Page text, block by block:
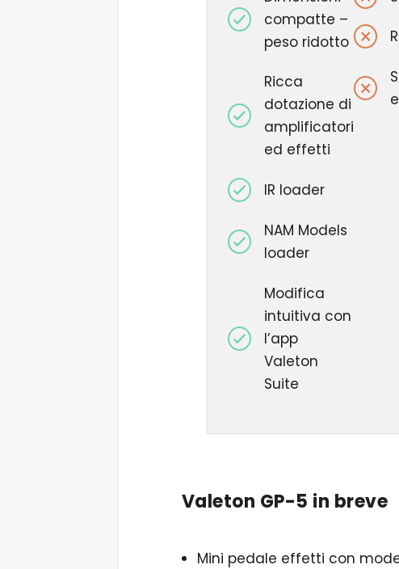
compatte –
peso ridotto
Ricca
dotazione di
amplificatori
ed effetti
IR loader
NAM Models
loader
Modifica
intuitiva con
l’app
Valeton
Suite
Valeton GP-5 in breve
Mini pedale effetti con